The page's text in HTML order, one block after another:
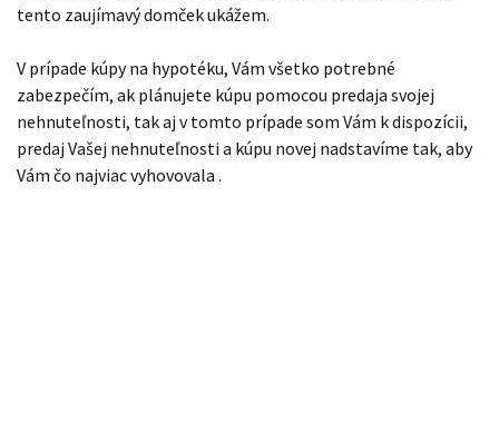
tento zaujímavý domček ukážem.
V prípade kúpy na hypotéku, Vám všetko potrebné
zabezpečím, ak plánujete kúpu pomocou predaja svojej
nehnuteľnosti, tak aj v tomto prípade som Vám k dispozícii,
predaj Vašej nehnuteľnosti a kúpu novej nadstavíme tak, aby
Vám čo najviac vyhovovala .